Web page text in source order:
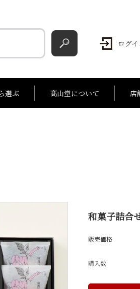
ログ
選ぶ 髙山堂について 店
和菓子詰合
販売価格
購入数